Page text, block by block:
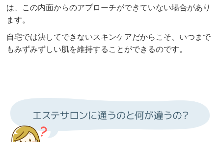
は、この内面からのアプローチができていない場合があり
ます。
自宅では決してできないスキンケアだからこそ、いつまで
もみずみずしい肌を維持することができるのです。